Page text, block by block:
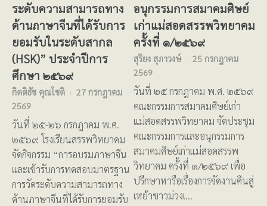
ระดับความสามารถทาง
ด้านภาษาจีนที่ได้รับการ
ยอมรับในระดับสากล
(HSK)” ประจำปีการ
ศึกษา ๒๕๖๙
กิตติธัช คุณโชติ
27 กรกฎาคม
2569
วันที่ ๒๕-๒๖ กรกฎาคม พ.ศ.
๒๕๖๙ โรงเรียนสรรพวิทยาคม
จัดกิจกรรม “การอบรมภาษาจีน
และเข้ารับการทดสอบมาตรฐาน
การวัดระดับความสามารถทาง
ด้านภาษาจีนที่ได้รับการยอมรับ
อนุกรรมการสมาคมศิษย์
เก่าแม่สอดสรรพวิทยาคม
ครั้งที่ ๑/๒๕๖๙
สุริยง สุภาวงษ์
25 กรกฎาคม
2569
วันที่ ๒๕ กรกฎาคม พ.ศ. ๒๕๖๙
คณะกรรมการสมาคมศิษย์เก่า
แม่สอดสรรพวิทยาคม จัดประชุม
คณะกรรมการและอนุกรรมการ
สมาคมศิษย์เก่าแม่สอดสรรพ
วิทยาคม ครั้งที่ ๑/๒๕๖๙ เพื่อ
ปรึกษาหารือเรื่องการจัดงานคืนสู่
เหย้าชาวม่วงเ…